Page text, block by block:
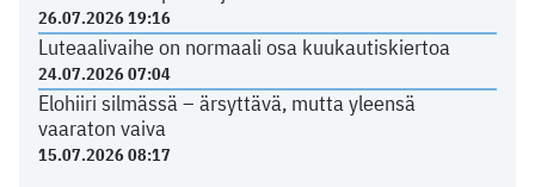
26.07.2026 19:16
Luteaalivaihe on normaali osa kuukautiskiertoa
24.07.2026 07:04
Elohiiri silmässä – ärsyttävä, mutta yleensä
vaaraton vaiva
15.07.2026 08:17